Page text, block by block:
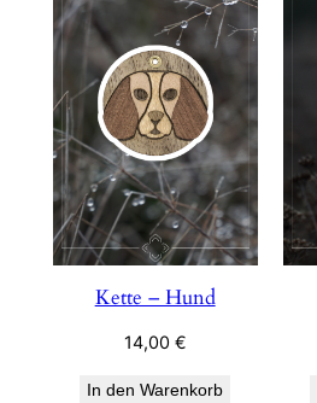
Kette – Hund
14,00 €
In den Warenkorb